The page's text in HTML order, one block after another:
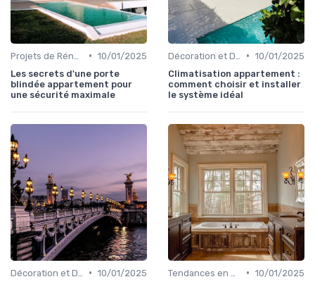
• 10/01/2025
Les secrets d'une porte
blindée appartement pour
une sécurité maximale
• 10/01/2025
Climatisation appartement :
comment choisir et installer
le système idéal
• 10/01/2025
• 10/01/2025